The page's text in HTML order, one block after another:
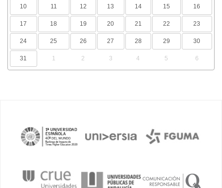
10 11 12 13 14 15 16
17 18 19 20 21 22 23
24 25 26 27 28 29 30
31 1 2 3 4 5 6